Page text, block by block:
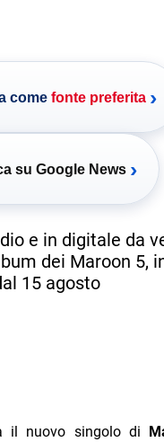
come fonte preferita ›
su Google News ›
e in digitale da
dei Maroon 5,
15 agosto
il nuovo singolo di